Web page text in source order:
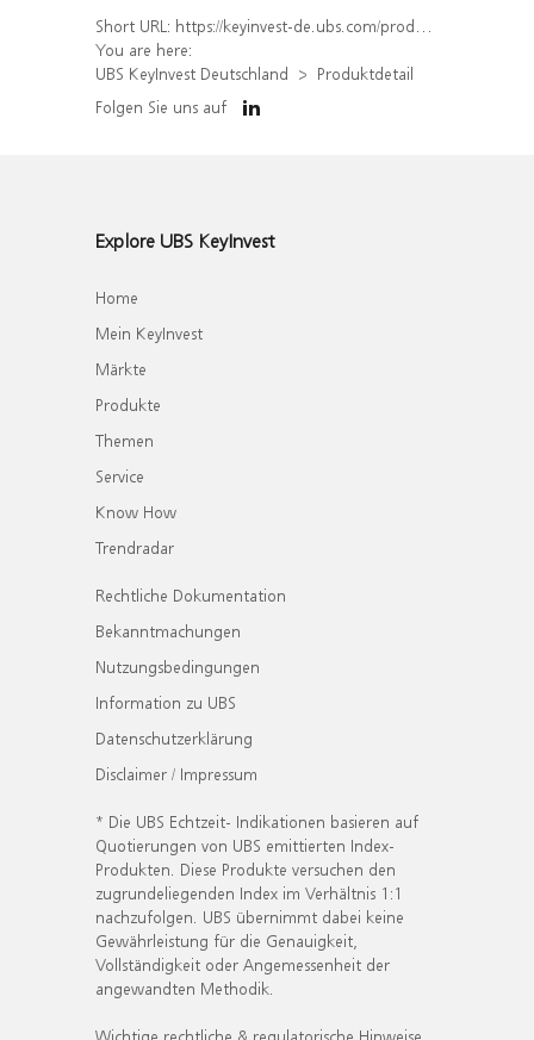
Short URL: https://keyinvest-de.ubs.com/produkt/detail/index/isin/DE000WA6GVK0
You are here:
UBS KeyInvest Deutschland
Produktdetail
Folgen Sie uns auf
Explore UBS KeyInvest
Home
Mein KeyInvest
Märkte
Produkte
Themen
Service
Know How
Trendradar
Rechtliche Dokumentation
Bekanntmachungen
Nutzungsbedingungen
Information zu UBS
Datenschutzerklärung
Disclaimer / Impressum
* Die UBS Echtzeit- Indikationen basieren auf
Quotierungen von UBS emittierten Index-
Produkten. Diese Produkte versuchen den
zugrundeliegenden Index im Verhältnis 1:1
nachzufolgen. UBS übernimmt dabei keine
Gewährleistung für die Genauigkeit,
Vollständigkeit oder Angemessenheit der
angewandten Methodik.